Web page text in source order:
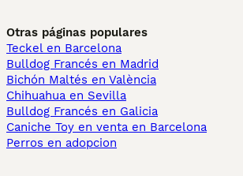
Otras páginas populares
Teckel en Barcelona
Bulldog Francés en Madrid
Bichón Maltés en València
Chihuahua en Sevilla
Bulldog Francés en Galicia
Caniche Toy en venta en Barcelona
Perros en adopcion